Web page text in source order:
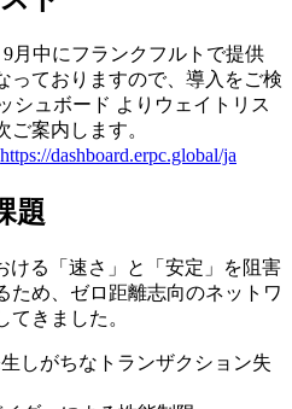
9月中にフランクフルトで提供
っておりますので、導入をご検
シュボード よりウェイトリス
ご案内します。
https://dashboard.erpc.global/ja
題
ける「速さ」と「安定」を阻害
ため、ゼロ距離志向のネットワ
きました。
しがちなトランザクション失